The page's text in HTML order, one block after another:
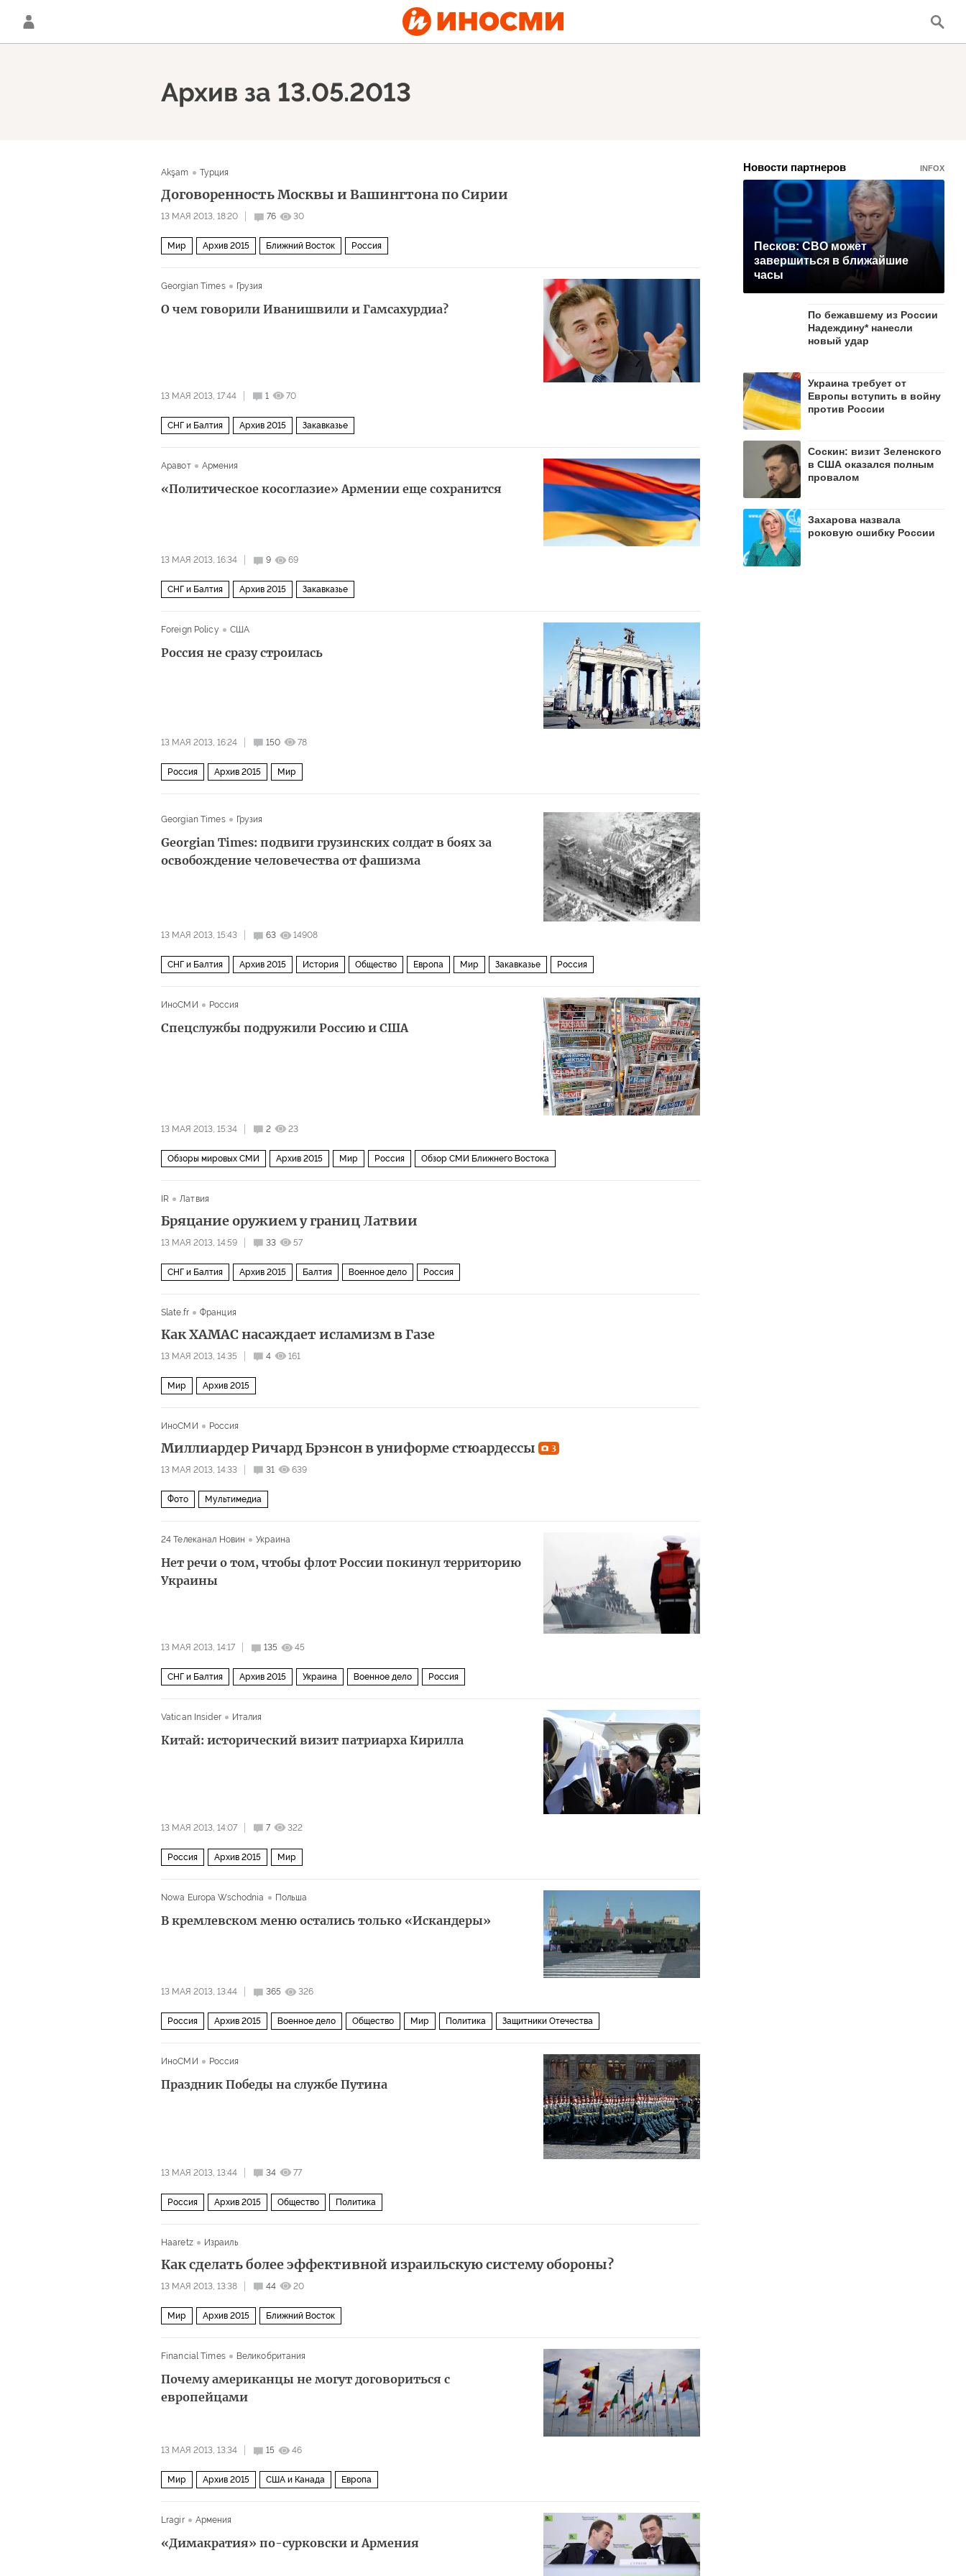
Архив за 13.05.2013
Akşam Турция
Договоренность Москвы и Вашингтона по Сирии
13 МАЯ 2013, 18:20 76 30
Мир Архив 2015 Ближний Восток Россия
Georgian Times Грузия
О чем говорили Иванишвили и Гамсахурдиа?
13 МАЯ 2013, 17:44 1 70
СНГ и Балтия Архив 2015 Закавказье
Аравот Армения
«Политическое косоглазие» Армении еще сохранится
13 МАЯ 2013, 16:34 9 69
СНГ и Балтия Архив 2015 Закавказье
Foreign Policy США
Россия не сразу строилась
13 МАЯ 2013, 16:24 150 78
Россия Архив 2015 Мир
Georgian Times Грузия
Georgian Times: подвиги грузинских солдат в боях за
освобождение человечества от фашизма
13 МАЯ 2013, 15:43 63 14908
СНГ и Балтия Архив 2015 История Общество Европа Мир Закавказье Россия
ИноСМИ Россия
Спецслужбы подружили Россию и США
13 МАЯ 2013, 15:34 2 23
Обзоры мировых СМИ Архив 2015 Мир Россия Обзор СМИ Ближнего Востока
IR Латвия
Бряцание оружием у границ Латвии
13 МАЯ 2013, 14:59 33 57
СНГ и Балтия Архив 2015 Балтия Военное дело Россия
Slate.fr Франция
Как ХАМАС насаждает исламизм в Газе
13 МАЯ 2013, 14:35 4 161
Мир Архив 2015
ИноСМИ Россия
Миллиардер Ричард Брэнсон в униформе стюардессы 3
13 МАЯ 2013, 14:33 31 639
Фото Мультимедиа
24 Телеканал Новин Украина
Нет речи о том, чтобы флот России покинул территорию
Украины
13 МАЯ 2013, 14:17 135 45
СНГ и Балтия Архив 2015 Украина Военное дело Россия
Vatican Insider Италия
Китай: исторический визит патриарха Кирилла
13 МАЯ 2013, 14:07 7 322
Россия Архив 2015 Мир
Nowa Europa Wschodnia Польша
В кремлевском меню остались только «Искандеры»
13 МАЯ 2013, 13:44 365 326
Россия Архив 2015 Военное дело Общество Мир Политика Защитники Отечества
ИноСМИ Россия
Праздник Победы на службе Путина
13 МАЯ 2013, 13:44 34 77
Россия Архив 2015 Общество Политика
Haaretz Израиль
Как сделать более эффективной израильскую систему обороны?
13 МАЯ 2013, 13:38 44 20
Мир Архив 2015 Ближний Восток
Financial Times Великобритания
Почему американцы не могут договориться с
европейцами
13 МАЯ 2013, 13:34 15 46
Мир Архив 2015 США и Канада Европа
Lragir Армения
«Димакратия» по-сурковски и Армения
Новости партнеров INFOX
Песков: СВО может
завершиться в ближайшие
часы
По бежавшему из России
Надеждину* нанесли
новый удар
Украина требует от
Европы вступить в войну
против России
Соскин: визит Зеленского
в США оказался полным
провалом
Захарова назвала
роковую ошибку России